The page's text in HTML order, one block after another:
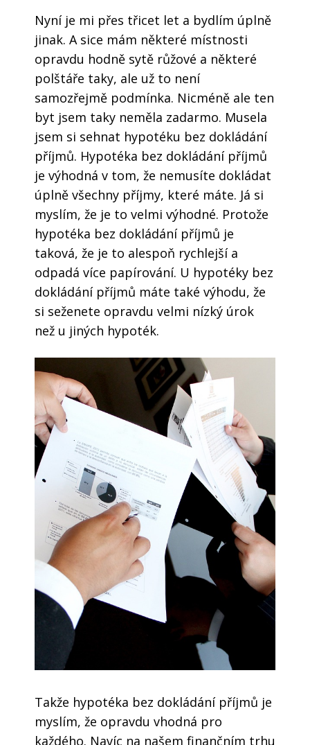
Nyní je mi přes třicet let a bydlím úplně
jinak. A sice mám některé místnosti
opravdu hodně sytě růžové a některé
polštáře taky, ale už to není
samozřejmě podmínka. Nicméně ale ten
byt jsem taky neměla zadarmo. Musela
jsem si sehnat hypotéku bez dokládání
příjmů. Hypotéka bez dokládání příjmů
je výhodná v tom, že nemusíte dokládat
úplně všechny příjmy, které máte. Já si
myslím, že je to velmi výhodné. Protože
hypotéka bez dokládání příjmů je
taková, že je to alespoň rychlejší a
odpadá více papírování. U hypotéky bez
dokládání příjmů máte také výhodu, že
si seženete opravdu velmi nízký úrok
než u jiných hypoték.
Takže hypotéka bez dokládání příjmů je
myslím, že opravdu vhodná pro
každého. Navíc na našem finančním trhu